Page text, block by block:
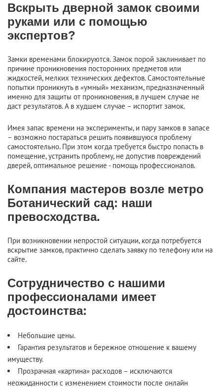
Вскрыть дверной замок своими
руками или с помощью
экспертов?
Замки временами блокируются. Замок порой заклинивает по
причине проникновения посторонних предметов или
жидкостей, мелких технических дефектов. Самостоятельные
попытки проникнуть в «умный» механизм, предназначенный
именно для защиты от проникновения, в лучшем случае не
даст результатов. А в худшем случае – испортит замок.
Имея запас времени на эксперименты, и пару замков в запасе
– возможно постараться решить появившуюся проблему
самостоятельно. При этом когда требуется быстро попасть в
помещение, устранить проблему, не допустив повреждений
дверей, оптимальное решение - помощь профессионалов.
Компания мастеров возле метро
Ботанический сад: наши
превосходства.
При возникновении непростой ситуации, когда потребуется
вскрытие замков, практично сделать заявку по телефону или на
сайте.
Сотрудничество с нашими
профессионалами имеет
достоинства:
Небольшие цены.
Гарантия результатов и бережное отношение к вашему
имуществу.
Прозрачная «картина» расходов – исключаются
неожиданности с изменением стоимости после онлайн